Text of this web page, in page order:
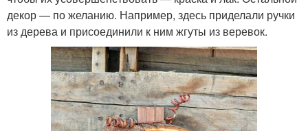
декор — по желанию. Например, здесь приделали ручки
из дерева и присоединили к ним жгуты из веревок.